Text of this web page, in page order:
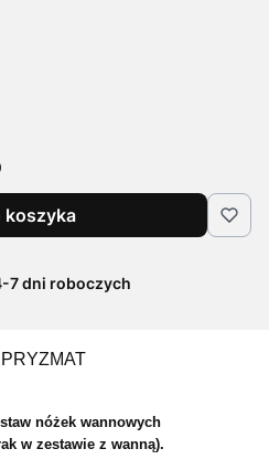
koszyka
7 dni roboczych
nóżek wannowych
w zestawie z wanną).